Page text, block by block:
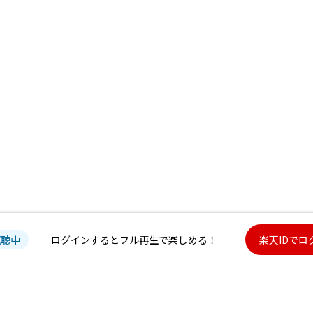
中 ログインするとフル再生で楽しめる！ 楽天IDでロ